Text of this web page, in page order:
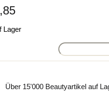
Lager
Über 15'000 Beautyartikel auf